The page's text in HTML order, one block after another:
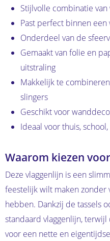
Stijlvolle combinatie van
Past perfect binnen een
Onderdeel van de
Gemaakt van folie en
uitstraling
Makkelijk te
slingers
Geschikt voor
Ideaal voor thuis,
Waarom kiezen
Deze vlaggenlijn is een
feestelijk wilt maken zonder
hebben. Dankzij de tassels
standaard vlaggenlijn,
voor een nette en